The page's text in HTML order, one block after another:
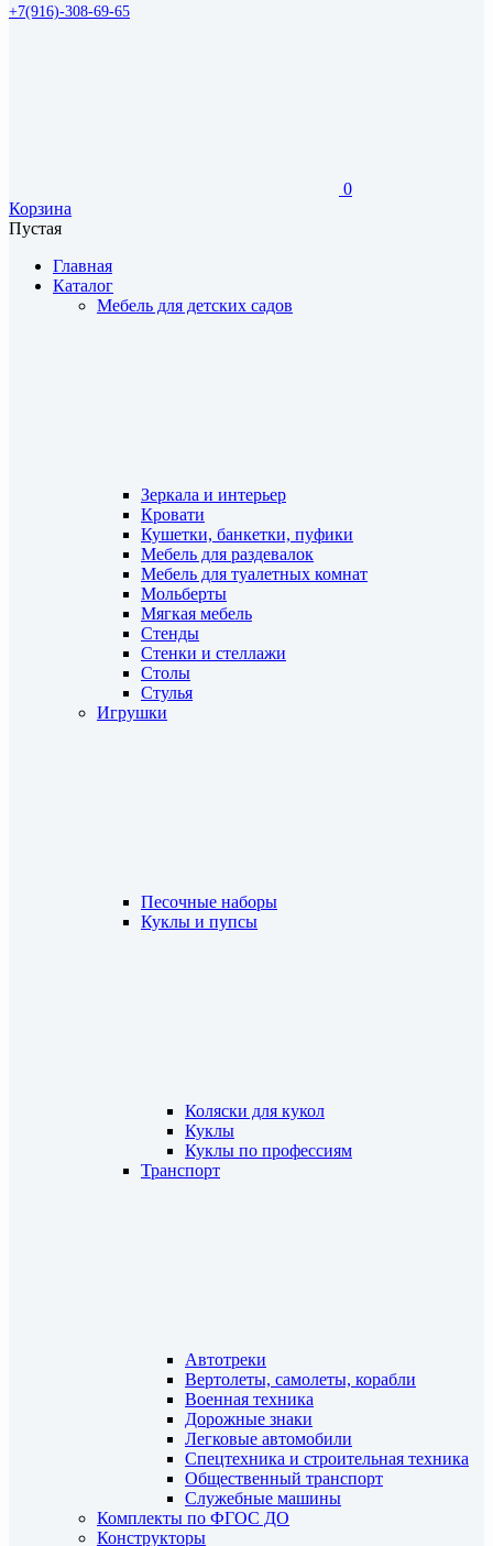
+7(916)-308-69-65
0
Корзина
Пустая
Главная
Каталог
Мебель для детских садов
Зеркала и интерьер
Кровати
Кушетки, банкетки, пуфики
Мебель для раздевалок
Мебель для туалетных комнат
Мольберты
Мягкая мебель
Стенды
Стенки и стеллажи
Столы
Стулья
Игрушки
Песочные наборы
Куклы и пупсы
Коляски для кукол
Куклы
Куклы по профессиям
Транспорт
Автотреки
Вертолеты, самолеты, корабли
Военная техника
Дорожные знаки
Легковые автомобили
Спецтехника и строительная техника
Общественный транспорт
Служебные машины
Комплекты по ФГОС ДО
Конструкторы